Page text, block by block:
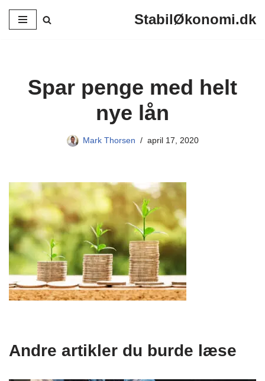
Spring
StabilØkonomi.dk
Spar penge med helt
nye lån
Mark Thorsen april 17, 2020
Andre artikler du burde læse